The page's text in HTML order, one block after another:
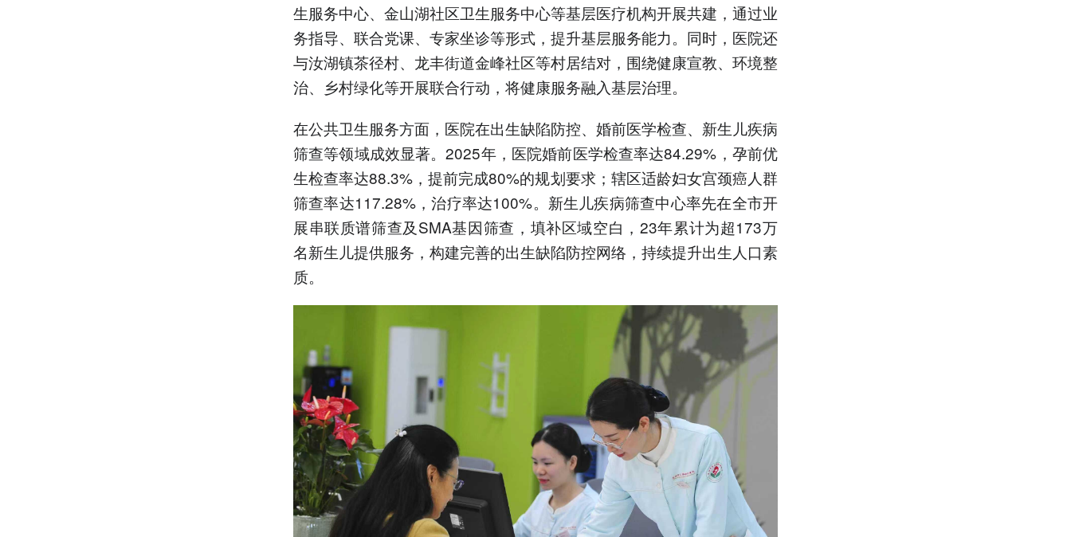
生服务中心、金山湖社区卫生服务中心等基层医疗机构开展共建，通过业
务指导、联合党课、专家坐诊等形式，提升基层服务能力。同时，医院还
与汝湖镇茶径村、龙丰街道金峰社区等村居结对，围绕健康宣教、环境整
治、乡村绿化等开展联合行动，将健康服务融入基层治理。
在公共卫生服务方面，医院在出生缺陷防控、婚前医学检查、新生儿疾病
筛查等领域成效显著。2025年，医院婚前医学检查率达84.29%，孕前优
生检查率达88.3%，提前完成80%的规划要求；辖区适龄妇女宫颈癌人群
筛查率达117.28%，治疗率达100%。新生儿疾病筛查中心率先在全市开
展串联质谱筛查及SMA基因筛查，填补区域空白，23年累计为超173万
名新生儿提供服务，构建完善的出生缺陷防控网络，持续提升出生人口素
质。